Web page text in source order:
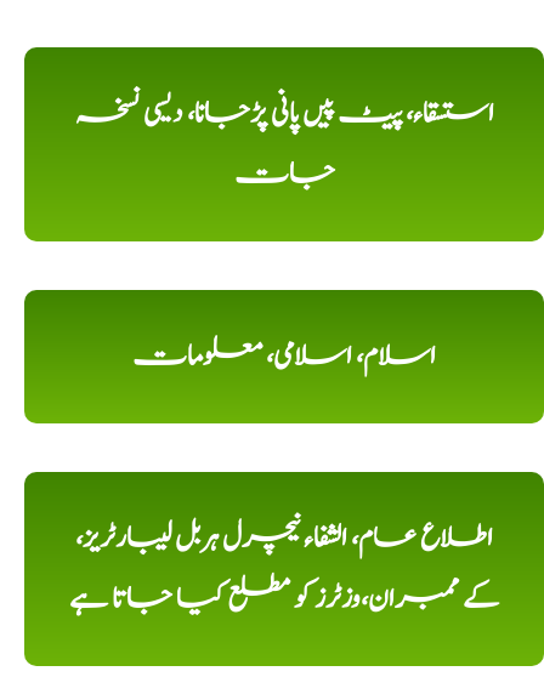
استسقاء، پیٹ پیں پانی پڑجانا، دیسی نسخہ
جات
اسلام، اسلامی، معلومات
اطلاع عام، الشفاء نیچرل ہربل لیبارٹریز،
کے ممبران،وزٹرز کو مطلع کیا جاتا ہے